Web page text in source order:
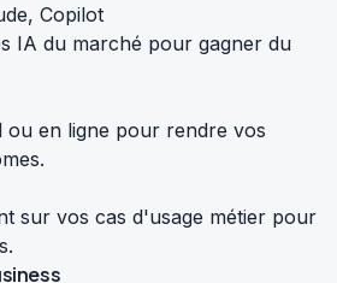
Copilot
IA du marché pour gagner du
ou en ligne pour rendre vos
sur vos cas d'usage métier pour